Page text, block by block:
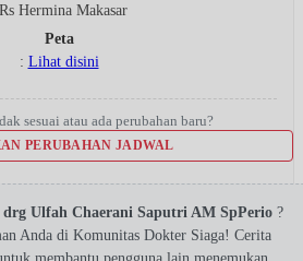
Hermina Makasar
Peta
: Lihat disini
sesuai atau ada perubahan baru?
PERUBAHAN JADWAL
drg Ulfah Chaerani Saputri AM SpPerio ?
Anda di Komunitas Dokter Siaga! Cerita